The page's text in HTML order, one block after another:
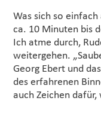
Was sich so
ca. 10 Minuten bis
Ich atme durch,
weitergehen.
Georg Ebert und
des erfahrenen
auch Zeichen